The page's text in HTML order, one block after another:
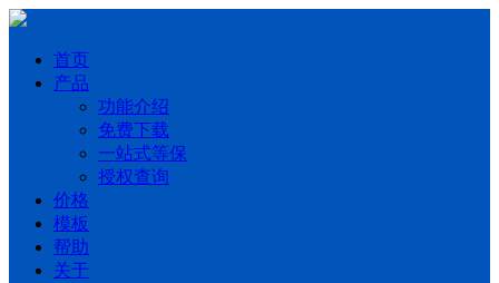
首页
产品
功能介绍
免费下载
一站式等保
授权查询
价格
模板
帮助
关于